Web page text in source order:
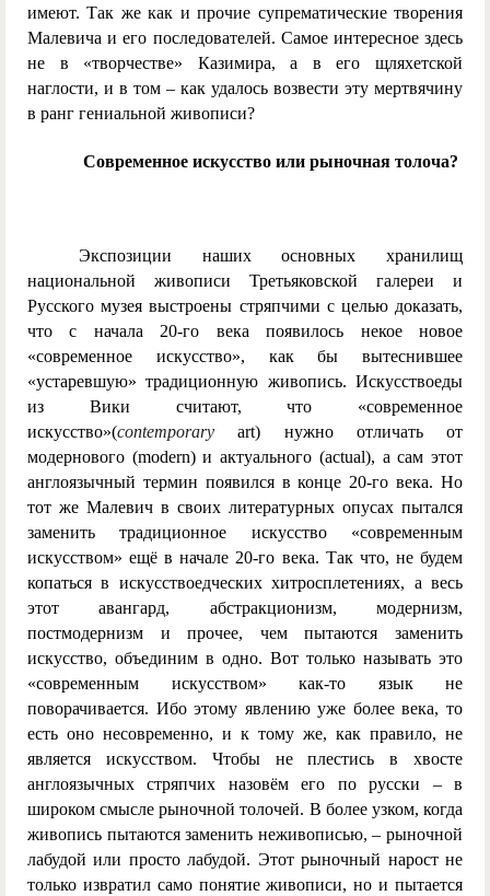
имеют. Так же как и прочие супрематические творения
Малевича и его последователей. Самое интересное здесь
не в «творчестве» Казимира, а в его щляхетской
наглости, и в том – как удалось возвести эту мертвячину
в ранг гениальной живописи?
Современное искусство или рыночная толоча?
Экспозиции наших основных хранилищ
национальной живописи Третьяковской галереи и
Русского музея выстроены стряпчими с целью доказать,
что с начала 20-го века появилось некое новое
«современное искусство», как бы вытеснившее
«устаревшую» традиционную живопись. Искусствоеды
из Вики считают, что «современное
искусство»(contemporary art) нужно отличать от
модернового (modern) и актуального (actual), а сам этот
англоязычный термин появился в конце 20-го века. Но
тот же Малевич в своих литературных опусах пытался
заменить традиционное искусство «современным
искусством» ещё в начале 20-го века. Так что, не будем
копаться в искусствоедческих хитросплетениях, а весь
этот авангард, абстракционизм, модернизм,
постмодернизм и прочее, чем пытаются заменить
искусство, объединим в одно. Вот только называть это
«современным искусством» как-то язык не
поворачивается. Ибо этому явлению уже более века, то
есть оно несовременно, и к тому же, как правило, не
является искусством. Чтобы не плестись в хвосте
англоязычных стряпчих назовём его по русски – в
широком смысле рыночной толочей. В более узком, когда
живопись пытаются заменить неживописью, – рыночной
лабудой или просто лабудой. Этот рыночный нарост не
только извратил само понятие живописи, но и пытается